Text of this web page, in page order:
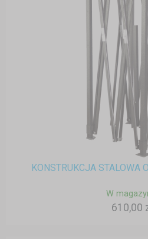
KONSTRUKCJA STALOWA
W
610,00